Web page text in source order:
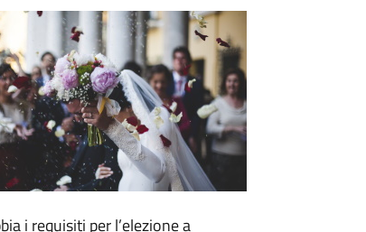
i requisiti per l’elezione a